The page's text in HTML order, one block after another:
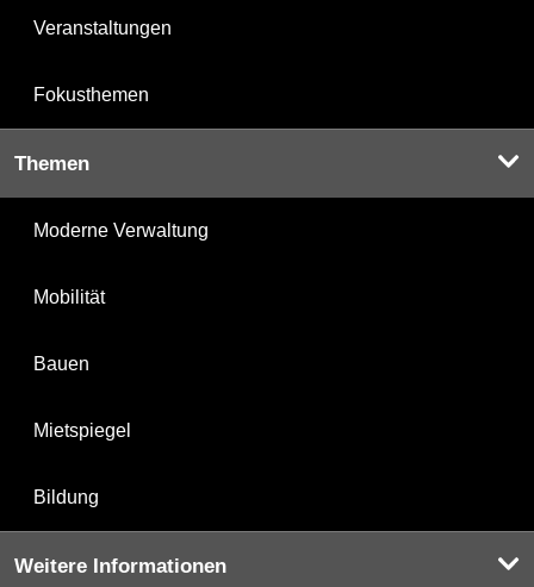
Veranstaltungen
Fokusthemen
Themen
Moderne Verwaltung
Mobilität
Bauen
Mietspiegel
Bildung
Weitere Informationen